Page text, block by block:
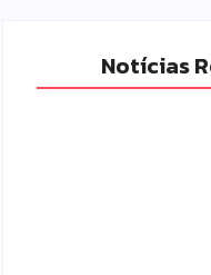
Notícias